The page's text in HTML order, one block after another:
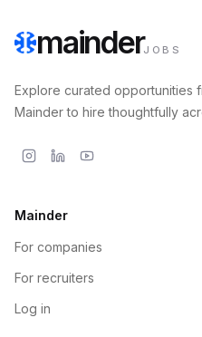
mainderJOBS
Explore curated opportunities
Mainder to hire thoughtfully
Mainder
For companies
For recruiters
Log in